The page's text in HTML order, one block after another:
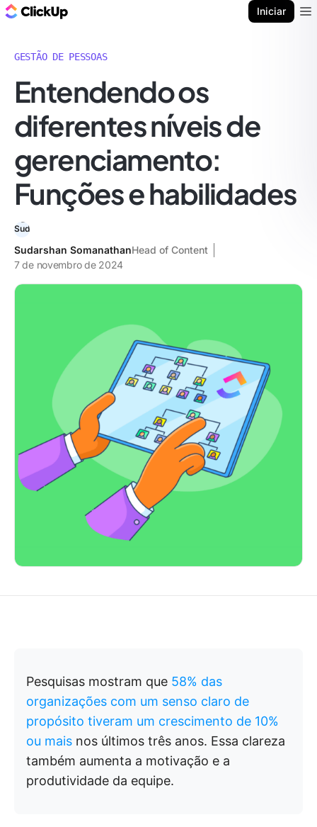
Iniciar
GESTÃO DE PESSOAS
Entendendo os
diferentes níveis de
gerenciamento:
Funções e habilidades
Sudarshan SomanathanHead of Content
7 de novembro de 2024
Pesquisas mostram que 58% das
organizações com um senso claro de
propósito tiveram um crescimento de 10%
ou mais nos últimos três anos. Essa clareza
também aumenta a motivação e a
produtividade da equipe.